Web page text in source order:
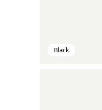
Black